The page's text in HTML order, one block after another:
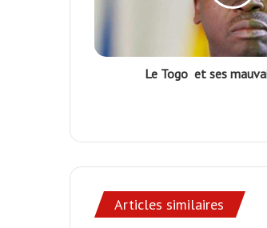
Le Togo et ses
Articles similaires